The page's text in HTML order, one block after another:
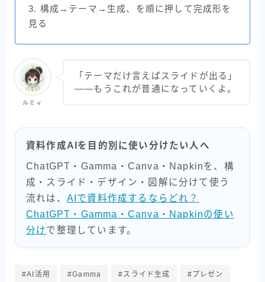
3. 構成→テーマ→生成、を順に押して完成形を
見る
ルミィ
「テーマだけ言えばスライドが出る」
――もうこれが普通になっていくよ。
資料作成AIを目的別に使い分けたい人へ
ChatGPT・Gamma・Canva・Napkinを、構
成・スライド・デザイン・図解に分けて使う
流れは、 AIで資料作成するならどれ？
ChatGPT・Gamma・Canva・Napkinの使い
分けで整理しています。
#AI活用 #Gamma #スライド生成 #プレゼン